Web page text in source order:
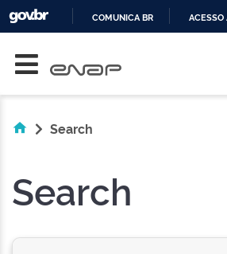
COMUNICA BR ACESSO
Search
Search